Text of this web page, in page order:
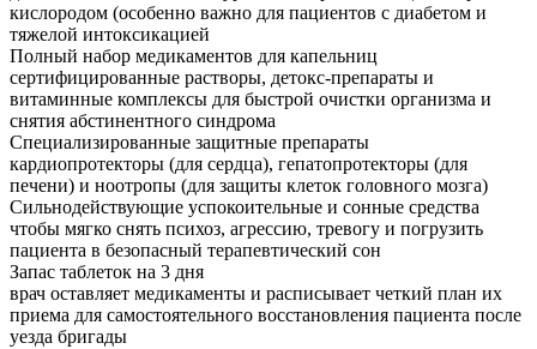
кислородом (особенно важно для пациентов с диабетом и
тяжелой интоксикацией
Полный набор медикаментов для капельниц
сертифицированные растворы, детокс-препараты и
витаминные комплексы для быстрой очистки организма и
снятия абстинентного синдрома
Специализированные защитные препараты
кардиопротекторы (для сердца), гепатопротекторы (для
печени) и ноотропы (для защиты клеток головного мозга)
Сильнодействующие успокоительные и сонные средства
чтобы мягко снять психоз, агрессию, тревогу и погрузить
пациента в безопасный терапевтический сон
Запас таблеток на 3 дня
врач оставляет медикаменты и расписывает четкий план их
приема для самостоятельного восстановления пациента после
уезда бригады